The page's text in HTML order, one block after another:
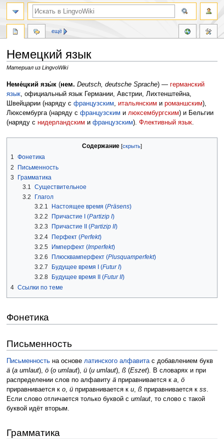
Немецкий язык
Материал из LingvoWiki
Перейти
к
навигации
Перейти
к
поиску
Неме́цкий язы́к(нем. Deutsch, deutsche Sprache) — германский
язык, официальный язык Германии, Австрии, Лихтенштейна,
Швейцарии (наряду с французским итальянским и романшским),
Люксембурга (наряду с французским и люксембургским) и Бельгии
(наряду с нидерландским и французским). Флективный язык.
Содержание
1 Фонетика
2
Письменность
3
Грамматика
3.1
Существительное
3.2
Глагол
3.2.1
Настоящее время (Präsens)
3.2.2
Причастие I (Partizip I)
3.2.3
Причастие II (Partizip II)
3.2.4 Перфект (Perfekt)
3.2.5 Имперфект (Imperfekt)
3.2.6
Плюсквамперфект (Plusquamperfekt)
3.2.7
Будущее время I (Futur I)
3.2.8
Будущее время II (Futur II)
4 Ссылки по теме
Фонетика
Письменность
Письменностьна основе латинского алфавитас добавлением букв
ä(a umlaut), ö(o umlaut), ü(u umlaut), ß(Eszet). В словарях и при
распределении слов по алфавиту äприравнивается к a, ö
приравнивается к o, üприравнивается к u, ßприравнивается к ss
Если слово отличается только буквой с umlaut, то слово с такой
буквой идёт вторым.
Грамматика
ещё